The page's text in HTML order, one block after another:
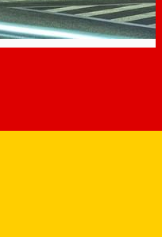
ce locații sunt deschise